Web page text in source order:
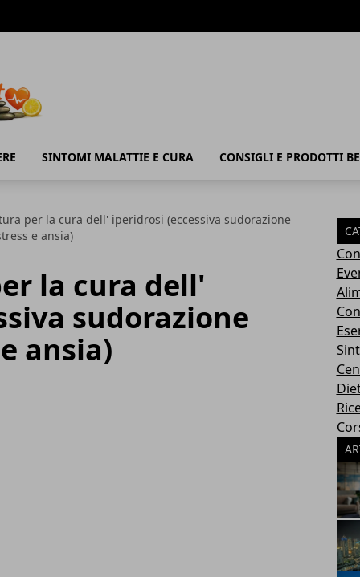
SINTOMI MALATTIE E CURA CONSIGLI E PRODOTTI
per la cura dell' iperidrosi (eccessiva sudorazione
e ansia)
la cura dell'
sudorazione
ansia)